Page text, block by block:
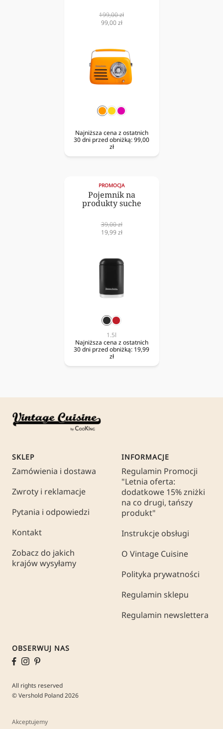
Cena
normalna
199,00 zł
Cena
99,00 zł
pomarańczowy
żółtyfuksja
Najniższa cena z ostatnich
30 dni przed obniżką:99,00
zł
PROMOCJA
Pojemnik na
produkty suche
Cena
normalna
39,00 zł
Cena
19,99 zł
czarnyczerwony
1.5l
Najniższa cena z ostatnich
30 dni przed obniżką: 19,99
zł
SKLEP
Zamówienia i dostawa
Zwroty i reklamacje
Pytania i odpowiedzi
Kontakt
Zobacz do jakich
krajów wysyłamy
INFORMACJE
Regulamin Promocji
"Letnia oferta:
dodatkowe 15% zniżki
na co drugi, tańszy
produkt"
Instrukcje obsługi
O Vintage Cuisine
Polityka prywatności
Regulamin sklepu
Regulamin newslettera
OBSERWUJ NAS
All rights reserved
© Vershold Poland 2026
Akceptujemy